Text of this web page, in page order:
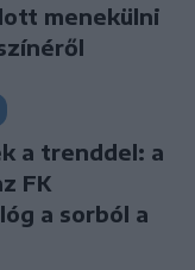
menekülni
a trenddel: a
FK
a sorból a